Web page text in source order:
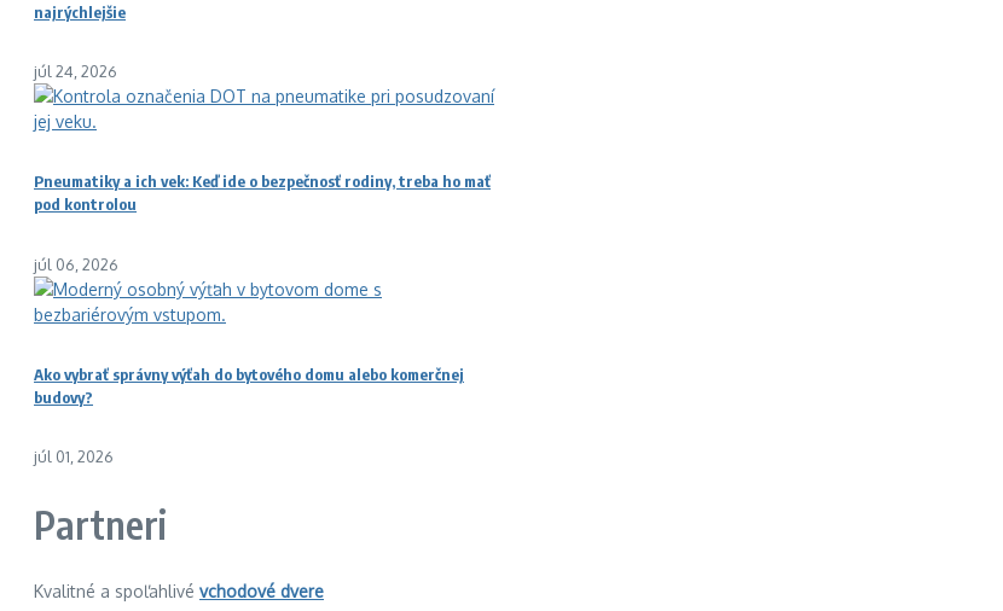
najrýchlejšie
júl 24, 2026
Pneumatiky a ich vek: Keď ide o bezpečnosť rodiny, treba ho mať
pod kontrolou
júl 06, 2026
Ako vybrať správny výťah do bytového domu alebo komerčnej
budovy?
júl 01, 2026
Partneri
Kvalitné a spoľahlivé vchodové dvere